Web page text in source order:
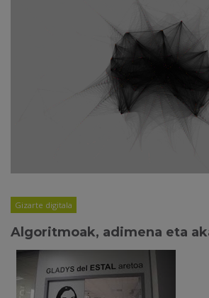
Gizarte digitala
Algoritmoak, adimena eta